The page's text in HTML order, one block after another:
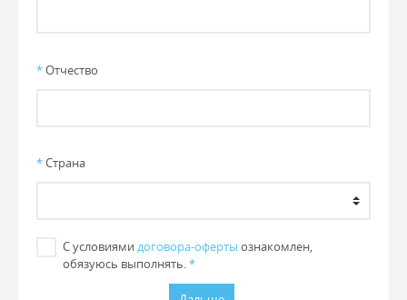
*Отчество
*Страна
С условиями договора-оферты ознакомлен,
обязуюсь выполнять.*